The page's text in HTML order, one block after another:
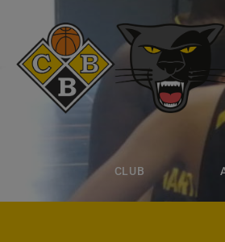
CLUB ACTUALITAT